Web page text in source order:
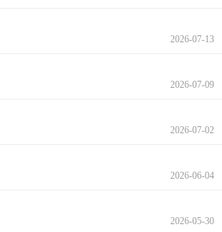
2026-07-13
2026-07-09
2026-07-02
2026-06-04
2026-05-30